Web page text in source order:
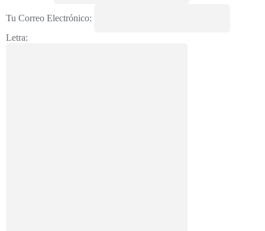
Tu Correo Electrónico:
Letra: